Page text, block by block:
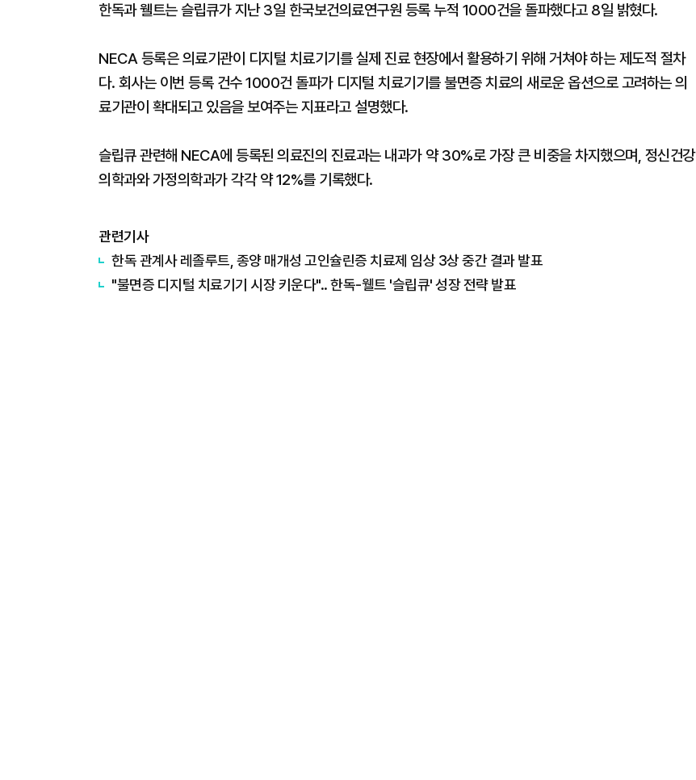
한독과 웰트는 슬립큐가 지난 3일 한국보건의료연구원 등록 누적 1000건을 돌파했다고 8일 밝혔다.
NECA 등록은 의료기관이 디지털 치료기기를 실제 진료 현장에서 활용하기 위해 거쳐야 하는 제도적 절차
다. 회사는 이번 등록 건수 1000건 돌파가 디지털 치료기기를 불면증 치료의 새로운 옵션으로 고려하는 의
료기관이 확대되고 있음을 보여주는 지표라고 설명했다.
슬립큐 관련해 NECA에 등록된 의료진의 진료과는 내과가 약 30%로 가장 큰 비중을 차지했으며, 정신건강
의학과와 가정의학과가 각각 약 12%를 기록했다.
관련기사
한독 관계사 레졸루트, 종양 매개성 고인슐린증 치료제 임상 3상 중간 결과 발표
"불면증 디지털 치료기기 시장 키운다".. 한독-웰트 '슬립큐' 성장 전략 발표